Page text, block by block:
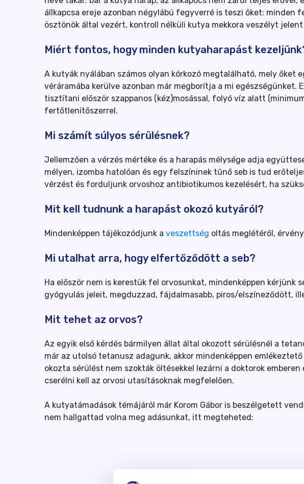
állkapcsa ereje azonban négylábú fegyverré is teszi őket: minden
ösztönök által vezért, kontroll nélküli kutya mekkora veszélyt
Miért fontos, hogy minden kutyaharapást
A kutyák nyálában számos olyan kórkozó megtalálható, mely őket
véráramába kerülve azonban már megborítja a mi egészségünket.
tisztítani először szappanos (kéz)mosással, folyó víz alatt
fertőtlenítőszerrel.
Mi számít súlyos sérülésnek?
Jellemzően a vérzés mértéke és a harapás mélysége adja
mélyen, izomba hatolóan és egy felszíninek tűnő seb is tud
vérzést és forduljunk orvoshoz antibiotikumos kezelésért, ha
Mit kell tudnunk a harapást okozó kutyáról?
Mindenképpen tájékozódjunk a veszettség oltás meglétéről,
Mi utalhat arra, hogy elfertőződött a seb?
Ha először nem is kerestük fel orvosunkat, mindenképpen kérjünk
gyógyulás jeleit, megduzzad, fájdalmasabb, piros/elszíneződött,
Mit tehet az orvos?
Az egyik első kérdés bármilyen állat által okozott sérülésnél a
már az utolsó tetanusz adagunk, akkor mindenképpen
okozta sérülést nem szokták öltésekkel lezárni a doktorok
cserélni kell az orvosi utasításoknak megfelelően.
A kutyatámadások témájáról már Korom Gábor is beszélgetett
nem hallgattad volna meg adásunkat, itt megteheted: